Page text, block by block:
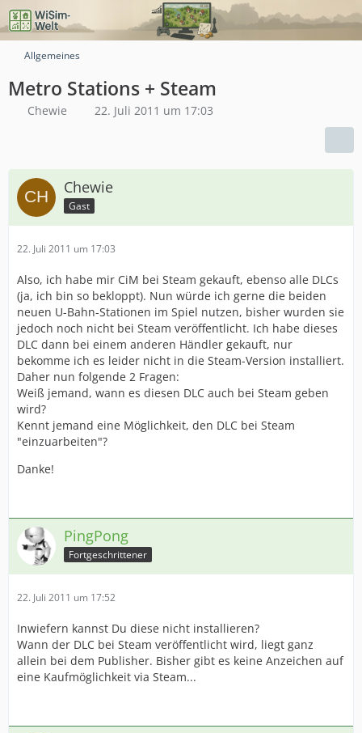
Allgemeines
Metro Stations + Steam
Chewie 22. Juli 2011 um 17:03
Chewie
Gast
22. Juli 2011 um 17:03
Also, ich habe mir CiM bei Steam gekauft, ebenso alle DLCs
(ja, ich bin so bekloppt). Nun würde ich gerne die beiden
neuen U-Bahn-Stationen im Spiel nutzen, bisher wurden sie
jedoch noch nicht bei Steam veröffentlicht. Ich habe dieses
DLC dann bei einem anderen Händler gekauft, nur
bekomme ich es leider nicht in die Steam-Version installiert.
Daher nun folgende 2 Fragen:
Weiß jemand, wann es diesen DLC auch bei Steam geben
wird?
Kennt jemand eine Möglichkeit, den DLC bei Steam
"einzuarbeiten"?
Danke!
PingPong
Fortgeschrittener
22. Juli 2011 um 17:52
Inwiefern kannst Du diese nicht installieren?
Wann der DLC bei Steam veröffentlicht wird, liegt ganz
allein bei dem Publisher. Bisher gibt es keine Anzeichen auf
eine Kaufmöglichkeit via Steam...